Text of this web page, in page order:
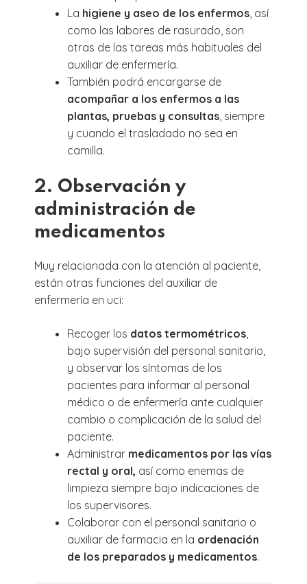
La higiene y aseo de los enfermos , así
como las labores de rasurado, son
otras de las tareas más habituales del
auxiliar de enfermería.
También podrá encargarse de
acompañar a los enfermos a las
plantas, pruebas y consultas , siempre
y cuando el trasladado no sea en
camilla.
2. Observación y
administración de
medicamentos
Muy relacionada con la atención al paciente,
están otras funciones del auxiliar de
enfermería en uci:
Recoger los datos termométricos
bajo supervisión del personal sanitario,
y observar los síntomas de los
pacientes para informar al personal
médico o de enfermería ante cualquier
cambio o complicación de la salud del
paciente.
Administrar medicamentos por las vías
rectal y oral, así como enemas de
limpieza siempre bajo indicaciones de
los supervisores.
Colaborar con el personal sanitario o
auxiliar de farmacia en la ordenación
de los preparados y medicamentos.